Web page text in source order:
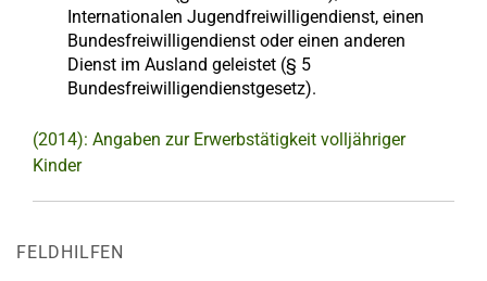
Internationalen Jugendfreiwilligendienst, einen
Bundesfreiwilligendienst oder einen anderen
Dienst im Ausland geleistet (§ 5
Bundesfreiwilligendienstgesetz).
(2014): Angaben zur Erwerbstätigkeit volljähriger
Kinder
FELDHILFEN